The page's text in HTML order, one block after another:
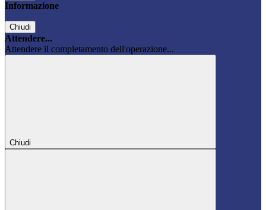
Informazione
Chiudi
Attendere...
Attendere il completamento dell'operazione...
Chiudi